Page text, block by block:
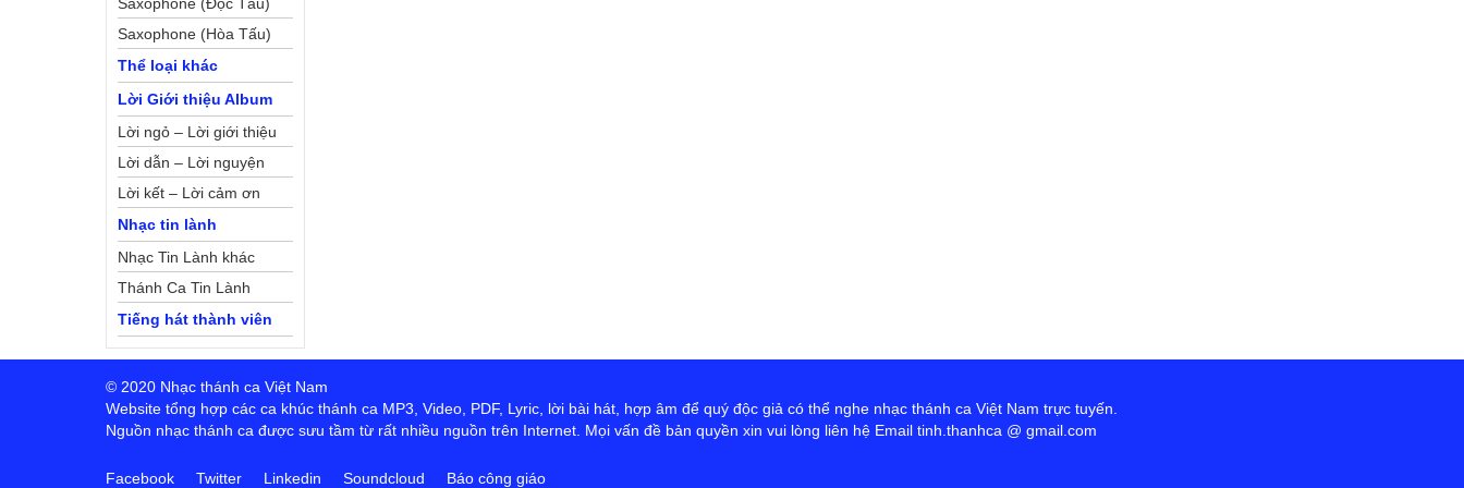
Saxophone (Hòa Tấu)
Thể loại khác
Lời Giới thiệu Album
Lời ngỏ – Lời giới thiệu
Lời dẫn – Lời nguyện
Lời kết – Lời cảm ơn
Nhạc tin lành
Nhạc Tin Lành khác
Thánh Ca Tin Lành
Tiếng hát thành viên
© 2020 Nhạc thánh ca Việt Nam
Website tổng hợp các ca khúc thánh ca MP3, Video, PDF, Lyric, lời bài hát, hợp âm để quý độc giả có thể nghe nhạc thánh ca Việt Nam trực tuyến.
Nguồn nhạc thánh ca được sưu tầm từ rất nhiều nguồn trên Internet. Mọi vấn đề bản quyền xin vui lòng liên hệ Email tinh.thanhca @ gmail.com
Facebook Twitter Linkedin Soundcloud Báo công giáo